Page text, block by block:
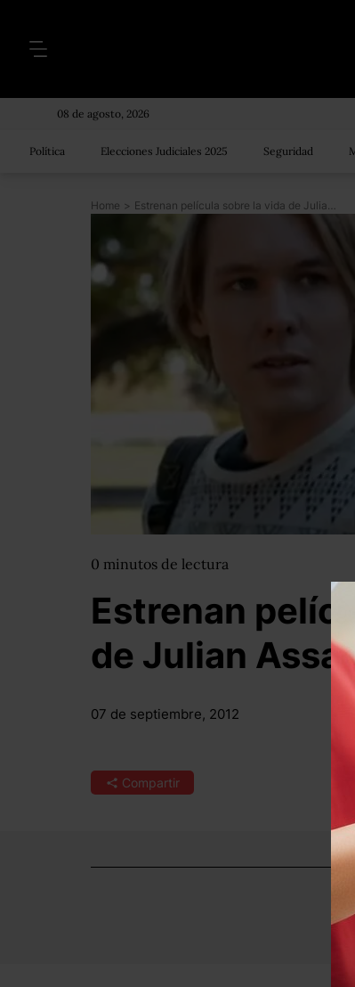
08 de agosto, 2026
Política Elecciones Judiciales 2025 Seguridad
Home > Estrenan película sobre la vida de Julian Assange
0 minutos de lectura
Estrenan
de Julian
07 de septiembre, 2012
Compartir